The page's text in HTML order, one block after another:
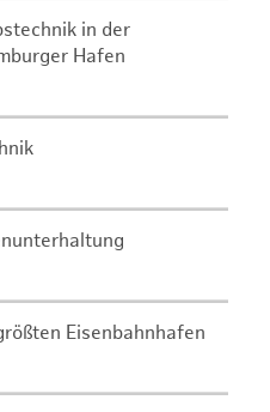
in der
Hafen
Eisenbahnhafen